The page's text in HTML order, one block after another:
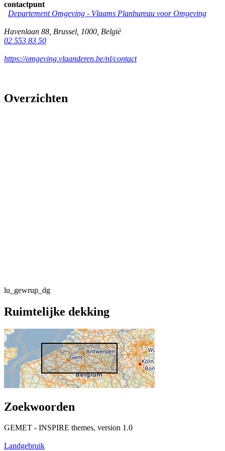
contactpunt
Departement Omgeving - Vlaams Planbureau voor Omgeving
Havenlaan 88 Brussel 1000 België
02 553 83 50
https://omgeving.vlaanderen.be/nl/contact
Overzichten
lu_gewrup_dg
Ruimtelijke dekking
Zoekwoorden
GEMET - INSPIRE themes, version 1.0
Landgebruik